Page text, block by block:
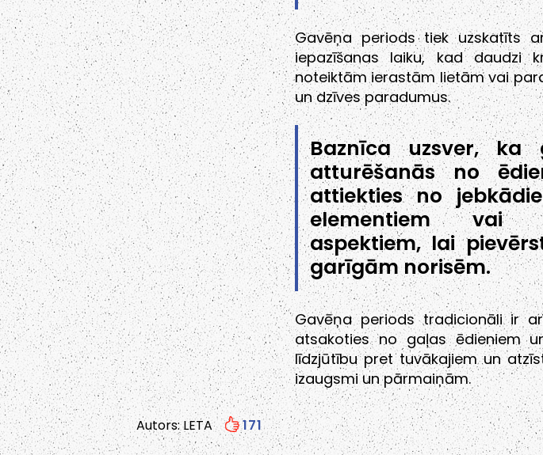
Gavēņa periods tiek uzskatīts
iepazīšanas laiku, kad daudzi
noteiktām ierastām lietām vai
un dzīves paradumus.
Baznīca uzsver, ka
atturēšanās no
attiekties no
elementiem vai
aspektiem, lai
garīgām norisēm.
Gavēņa periods tradicionāli ir
atsakoties no gaļas ēdieniem
līdzjūtību pret tuvākajiem un
izaugsmi un pārmaiņām.
Autors: LETA 171